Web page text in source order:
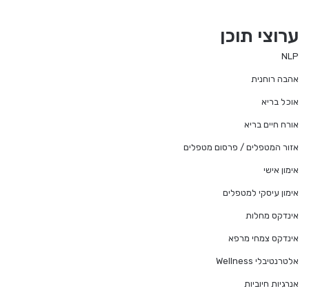
ערוצי תוכן
NLP
אהבה רוחנית
אוכל בריא
אורח חיים בריא
אזור המטפלים / פרסום מטפלים
אימון אישי
אימון עיסקי למטפלים
אינדקס מחלות
אינדקס צמחי מרפא
אלטרנטיבלי Wellness
אנרגיות חיוביות